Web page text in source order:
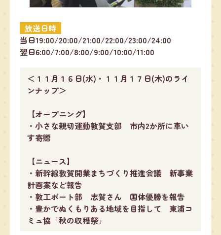
放送日時
当日19:00/20:00/21:00/22:00/23:00/24:00
翌日6:00/7:00/8:00/9:00/10:00/11:00
＜１１月１６日(水)・１１月１７日(木)のライ
ンナップ＞
【オープニング】
・小さな親切運動敦賀支部 市内2か所に車い
す寄贈
【ニュース】
・新幹線敦賀開業まちづくり推進会議 新事業
計画案など報告
・敦工ボート部 志賀さん 国体優勝を報告
・豊かでぬくもりある地域を目指して 東浦コ
ミュ協「秋の収穫祭」